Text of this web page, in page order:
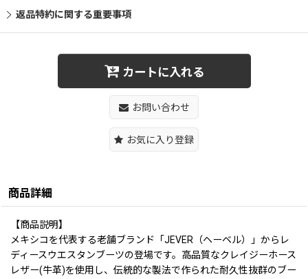
返品特約に関する重要事項
カートに入れる
お問い合わせ
お気に入り登録
商品詳細
【商品説明】
メキシコを代表する老舗ブランド「JEVER（ヘーベル）」からレ
ディースウエスタンブーツの登場です。高品質なクレイジーホース
レザー(牛革)を使用し、伝統的な製法で作られた耐久性抜群のブー